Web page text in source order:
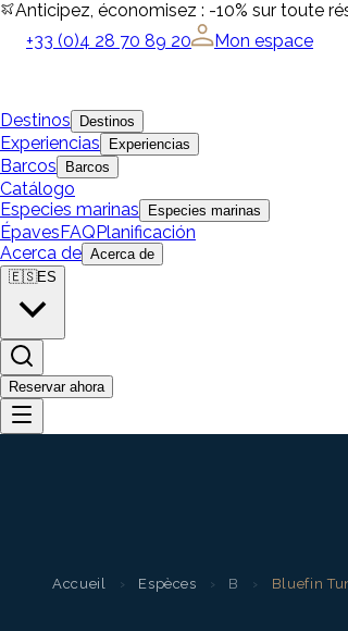
Anticipez, économisez : -10% sur toute
+33 (0)4 28 70 89 20
Mon espace
Destinos Destinos
Experiencias Experiencias
Barcos Barcos
Catálogo
Especies marinas
Especies marinas
ÉpavesFAQPlanificación
Acerca de Acerca de
🇪🇸ES
Reservar ahora
Accueil › Espèces › B › Bluefin